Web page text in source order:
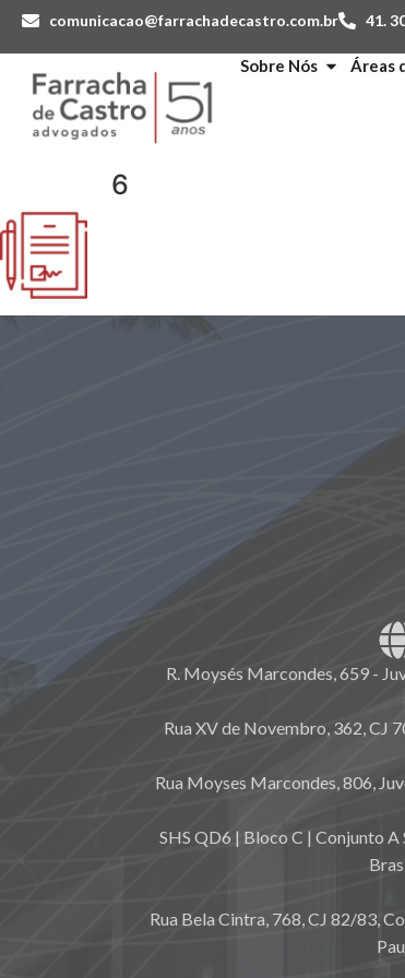
comunicacao@farrachadecastro.com.br 41.
Sobre Nós Áreas
6
R. Moysés Marcondes, 659 -
Rua XV de Novembro, 362, CJ
Rua Moyses Marcondes, 806,
SHS QD6 | Bloco C | Conjunto
Rua Bela Cintra, 768, CJ 82/83,